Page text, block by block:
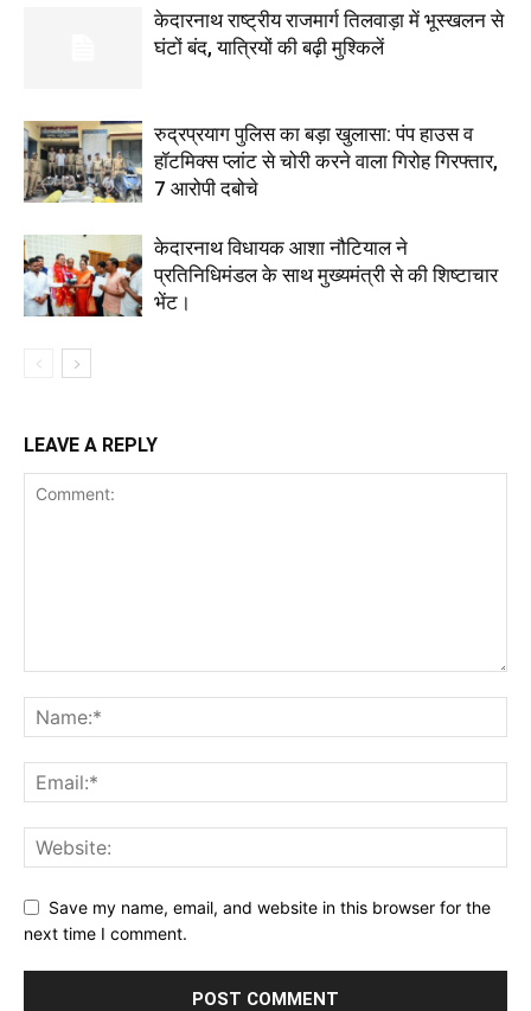
केदारनाथ राष्ट्रीय राजमार्ग तिलवाड़ा में भूस्खलन से
घंटों बंद, यात्रियों की बढ़ी मुश्किलें
रुद्रप्रयाग पुलिस का बड़ा खुलासा: पंप हाउस व
हॉटमिक्स प्लांट से चोरी करने वाला गिरोह गिरफ्तार,
7 आरोपी दबोचे
केदारनाथ विधायक आशा नौटियाल ने
प्रतिनिधिमंडल के साथ मुख्यमंत्री से की शिष्टाचार
भेंट।
LEAVE A REPLY
Save my name, email, and website in this browser for the
next time I comment.